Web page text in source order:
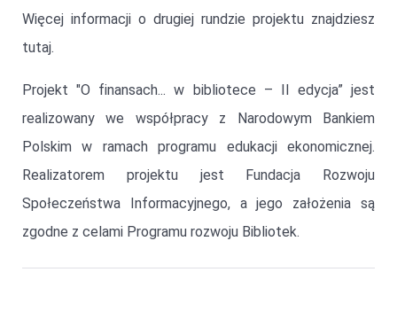
Więcej informacji o drugiej rundzie projektu znajdziesz
tutaj.
Projekt "O finansach... w bibliotece – II edycja” jest
realizowany we współpracy z Narodowym Bankiem
Polskim w ramach programu edukacji ekonomicznej.
Realizatorem projektu jest Fundacja Rozwoju
Społeczeństwa Informacyjnego, a jego założenia są
zgodne z celami Programu rozwoju Bibliotek.